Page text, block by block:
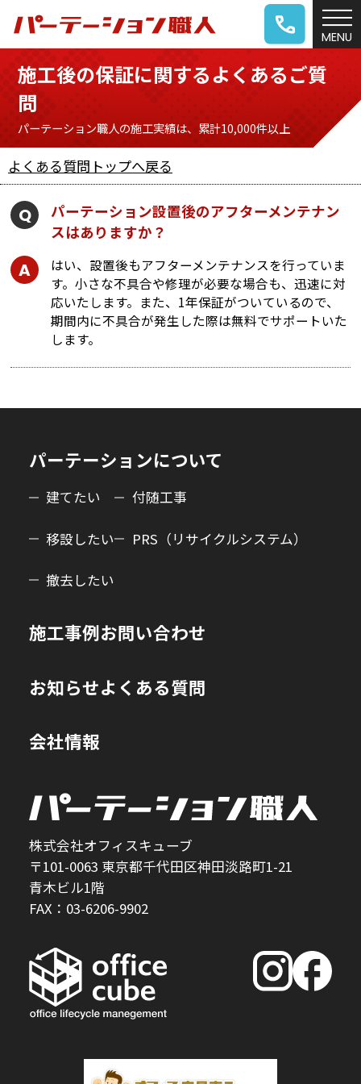
施工後の保証に関するよくあるご質
問
パーテーション職人の施工実績は、累計10,000件以上
よくある質問トップへ戻る
パーテーション設置後のアフターメンテナン
スはありますか？
はい、設置後もアフターメンテナンスを行っていま
す。小さな不具合や修理が必要な場合も、迅速に対
応いたします。また、1年保証がついているので、
期間内に不具合が発生した際は無料でサポートいた
します。
パーテーションについて
建てたい
移設したい
撤去したい
付随工事
PRS（リサイクルシステム）
施工事例
お知らせ
会社情報
お問い合わせ
よくある質問
株式会社オフィスキューブ
〒101-0063 東京都千代田区神田淡路町1-21
青木ビル1階
FAX：03-6206-9902